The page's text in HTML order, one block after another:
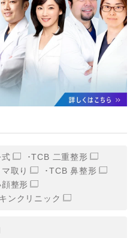
人情報を、厳正な管理の下
報への不正アクセス・紛
等を防止するため、必要か
的・技術的防御措置を講じ
て】
達成に必要な範囲で、取
とがあります。
、一般社団法人メディカル
イアンスTCB 二重整形
取り
TCB 鼻整形
整形
ンクリニック